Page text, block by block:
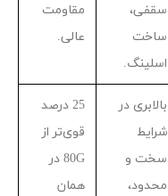
سقفی،
ساخت
اسلینگ.
مقاومت
عالی.
بالابری در
شرایط
سخت و
محدود،
25درصد
قوی‌تر از
G
80در
همان